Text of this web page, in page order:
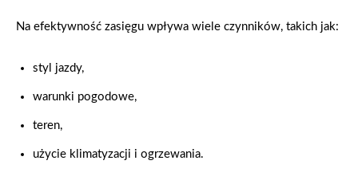
Na efektywność zasięgu wpływa wiele czynników, takich jak:
styl jazdy,
warunki pogodowe,
teren,
użycie klimatyzacji i ogrzewania.